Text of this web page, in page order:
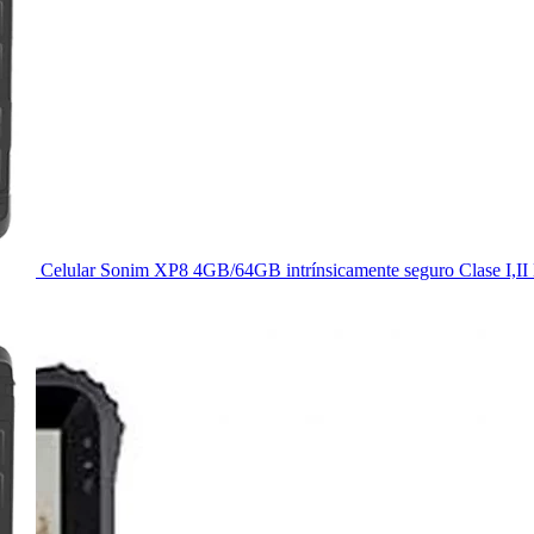
Celular Sonim XP8 4GB/64GB intrínsicamente seguro Clase